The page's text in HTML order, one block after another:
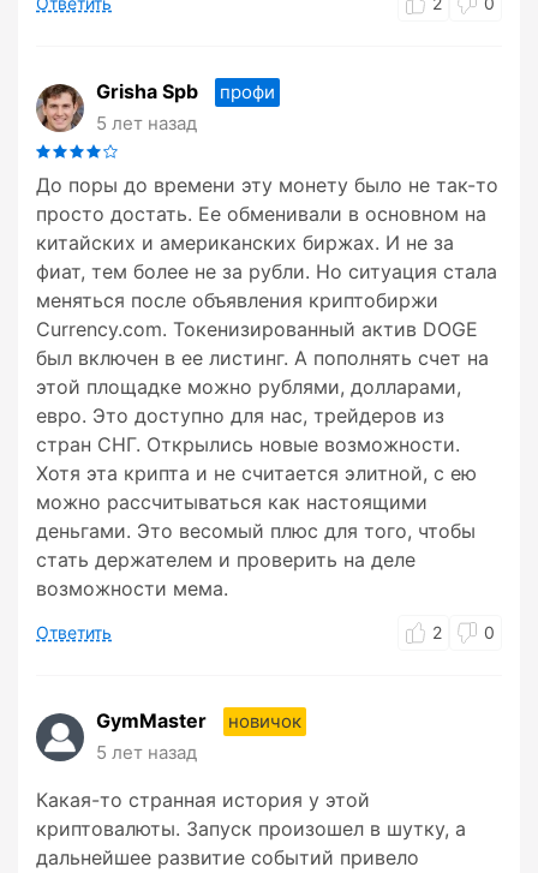
Grisha Spb
профи
5 лет назад
До поры до времени эту монету было не так-то
просто достать. Ее обменивали в основном на
китайских и американских биржах. И не за
фиат, тем более не за рубли. Но ситуация стала
меняться после объявления криптобиржи
Currency.com. Токенизированный актив DOGE
был включен в ее листинг. А пополнять счет на
этой площадке можно рублями, долларами,
евро. Это доступно для нас, трейдеров из
стран СНГ. Открылись новые возможности.
Хотя эта крипта и не считается элитной, с ею
можно рассчитываться как настоящими
деньгами. Это весомый плюс для того, чтобы
стать держателем и проверить на деле
возможности мема.
Ответить 2 0
GymMaster
новичок
5 лет назад
Какая-то странная история у этой
криптовалюты. Запуск произошел в шутку, а
дальнейшее развитие событий привело